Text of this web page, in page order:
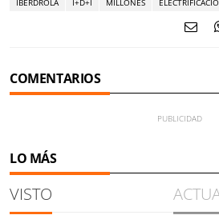
COMENTARIOS
LO MÁS
VISTO